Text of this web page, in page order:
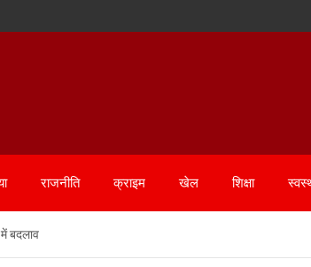
राजनीति क्राइम खेल शिक्षा
बदलाव